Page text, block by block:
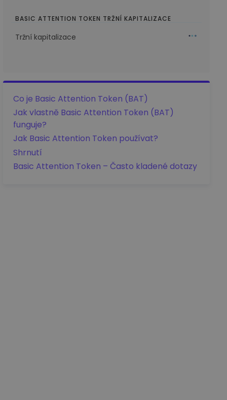
BASIC ATTENTION TOKEN TRŽNÍ KAPITALIZACE
Tržní kapitalizace
Co je Basic Attention Token (BAT)
Jak vlastně Basic Attention Token (BAT)
funguje?
Jak Basic Attention Token používat?
Shrnutí
Basic Attention Token – Často kladené dotazy